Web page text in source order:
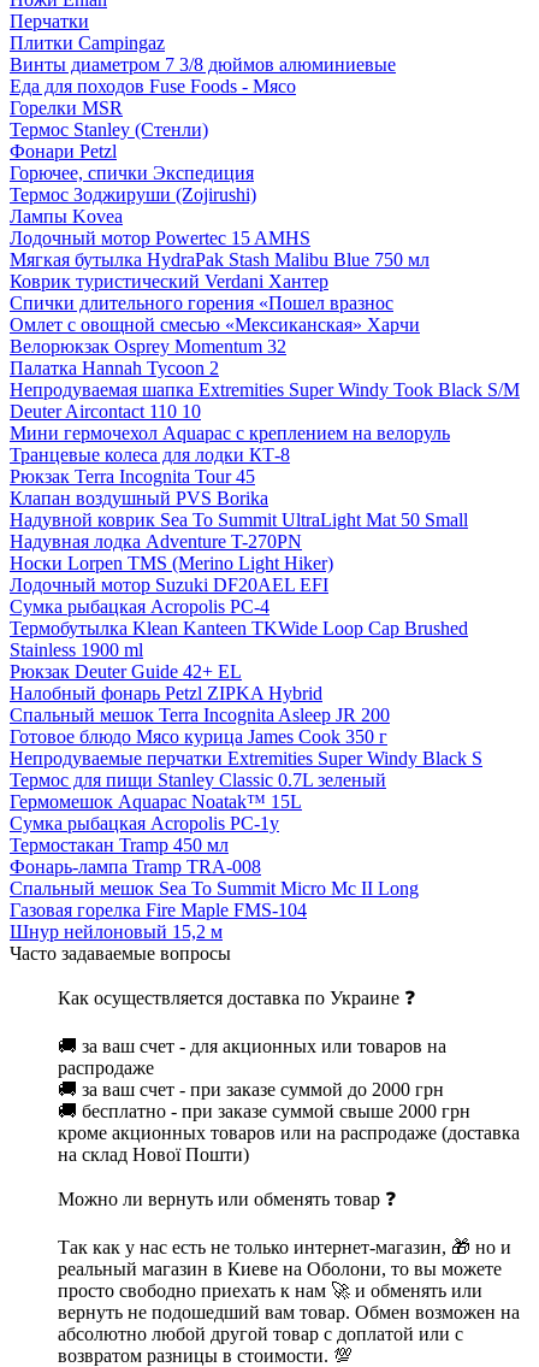
Перчатки
Плитки Campingaz
Винты диаметром 7 3/8 дюймов алюминиевые
Еда для походов Fuse Foods - Мясо
Горелки MSR
Термос Stanley (Стенли)
Фонари Petzl
Горючее, спички Экспедиция
Термос Зоджируши (Zojirushi)
Лампы Kovea
Лодочный мотор Powertec 15 AMHS
Мягкая бутылка HydraPak Stash Malibu Blue 750 мл
Коврик туристический Verdani Хантер
Спички длительного горения «Пошел вразнос
Омлет с овощной смесью «Мексиканская» Харчи
Велорюкзак Osprey Momentum 32
Палатка Hannah Tycoon 2
Непродуваемая шапка Extremities Super Windy Took Black S/M
Deuter Aircontact 110 10
Мини гермочехол Aquapac с креплением на велоруль
Транцевые колеса для лодки КТ-8
Рюкзак Terra Incognita Tour 45
Клапан воздушный PVS Borika
Надувной коврик Sea To Summit UltraLight Mat 50 Small
Надувная лодка Adventure T-270PN
Носки Lorpen TMS (Merino Light Hiker)
Лодочный мотор Suzuki DF20AEL EFI
Сумка рыбацкая Acropolis РС-4
Термобутылка Klean Kanteen TKWide Loop Cap Brushed
Stainless 1900 ml
Рюкзак Deuter Guide 42+ EL
Налобный фонарь Petzl ZIPKA Hybrid
Спальный мешок Terra Incognita Asleep JR 200
Готовое блюдо Мясо курица James Cook 350 г
Непродуваемые перчатки Extremities Super Windy Black S
Термос для пищи Stanley Classic 0.7L зеленый
Гермомешок Aquapac Noatak™ 15L
Сумка рыбацкая Acropolis РС-1у
Термостакан Tramp 450 мл
Фонарь-лампа Tramp TRA-008
Спальный мешок Sea To Summit Micro Mc II Long
Газовая горелка Fire Maple FMS-104
Шнур нейлоновый 15,2 м
Часто задаваемые вопросы
Как осуществляется доставка по Украине ❓
🚚 за ваш счет - для акционных или товаров на
распродаже
🚚 за ваш счет - при заказе суммой до 2000 грн
🚚 бесплатно - при заказе суммой свыше 2000 грн
кроме акционных товаров или на распродаже (доставка
на склад Нової Пошти)
Можно ли вернуть или обменять товар ❓
Так как у нас есть не только интернет-магазин, 🎁 но и
реальный магазин в Киеве на Оболони, то вы можете
просто свободно приехать к нам 🚀 и обменять или
вернуть не подошедший вам товар. Обмен возможен на
абсолютно любой другой товар с доплатой или с
возвратом разницы в стоимости. 💯